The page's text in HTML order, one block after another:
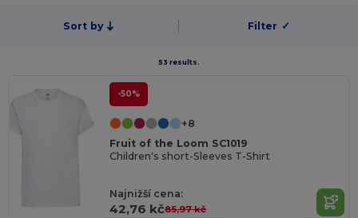
Sort by Filter ✓
53 results.
-50%
+8
Fruit of the Loom SC1019
Children's short-Sleeves T-Shirt
Najnižší cena:
42,76 kč85,97 kč